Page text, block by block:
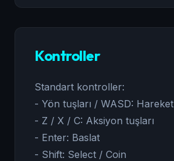
Kontroller
Standart kontroller:
- Yön tuşları / WASD: Hareket
- Z / X / C: Aksiyon tuşları
- Enter: Baslat
- Shift: Select / Coin